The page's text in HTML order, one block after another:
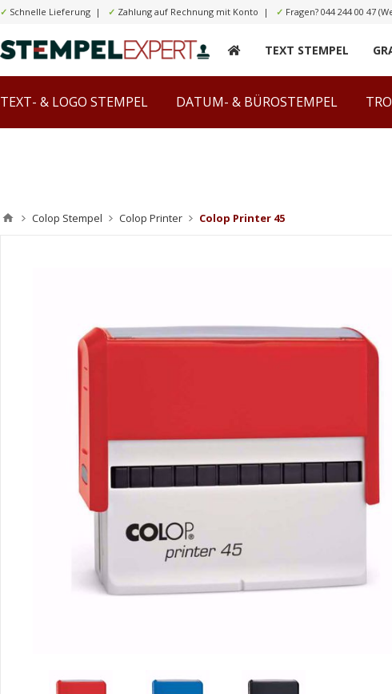
✓ Schnelle Lieferung | ✓ Zahlung auf Rechnung mit Konto | ✓ Fragen? 044 244 00 47
TEXT STEMPEL
TEXT- & LOGO STEMPEL DATUM- & BÜROSTEMPEL
Colop Stempel Colop Printer Colop Printer 45